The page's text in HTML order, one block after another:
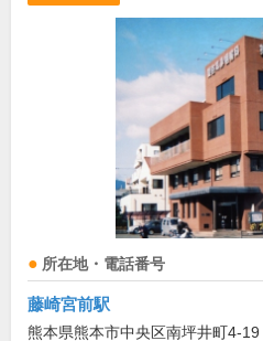
所在地・電話番号
藤崎宮前駅
熊本県熊本市中央区南坪井町4-19